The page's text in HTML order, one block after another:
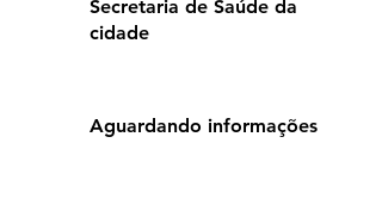
Secretaria de Saúde da
cidade
Aguardando informações